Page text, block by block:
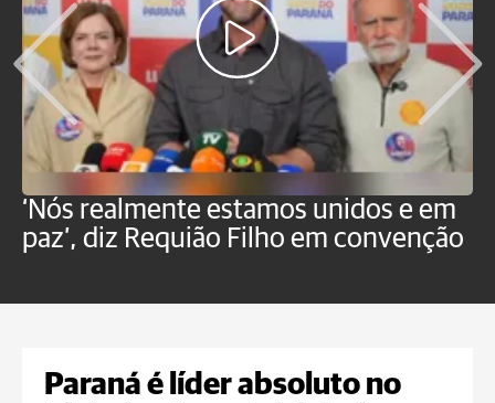
‘Nós realmente estamos unidos e em
paz’, diz Requião Filho em convenção
Paraná é líder absoluto no